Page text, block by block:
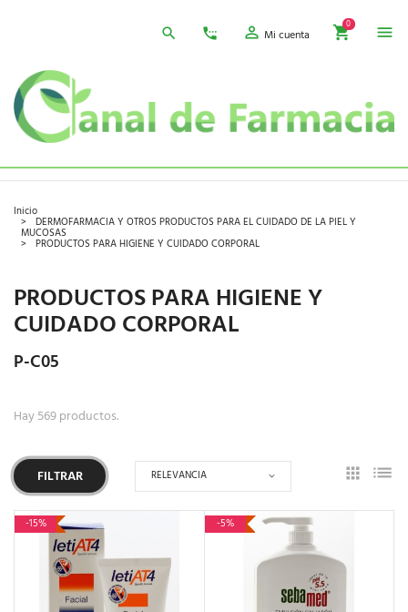
Mi cuenta
0
Inicio
DERMOFARMACIA Y OTROS PRODUCTOS PARA EL CUIDADO DE LA PIEL Y
MUCOSAS
PRODUCTOS PARA HIGIENE Y CUIDADO CORPORAL
PRODUCTOS PARA HIGIENE Y
CUIDADO CORPORAL
P-C05
Hay 569 productos.
FILTRAR RELEVANCIA
-15% -5%